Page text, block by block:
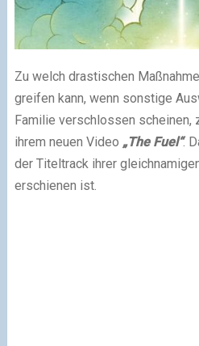
Zu welch drastischen
greifen kann, wenn sonstige
Familie verschlossen scheinen,
ihrem neuen Video „The Fuel“.
der Titeltrack ihrer
erschienen ist.